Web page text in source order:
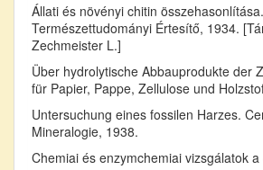
Állati és növényi chitin
Természettudományi Értesítő, 1934.
Zechmeister L.]
Über hydrolytische Abbauprodukte der
für Papier, Pappe, Zellulose und
Untersuchung eines fossilen Harzes.
Mineralogie, 1938.
Chemiai és enzymchemiai vizsgálatok